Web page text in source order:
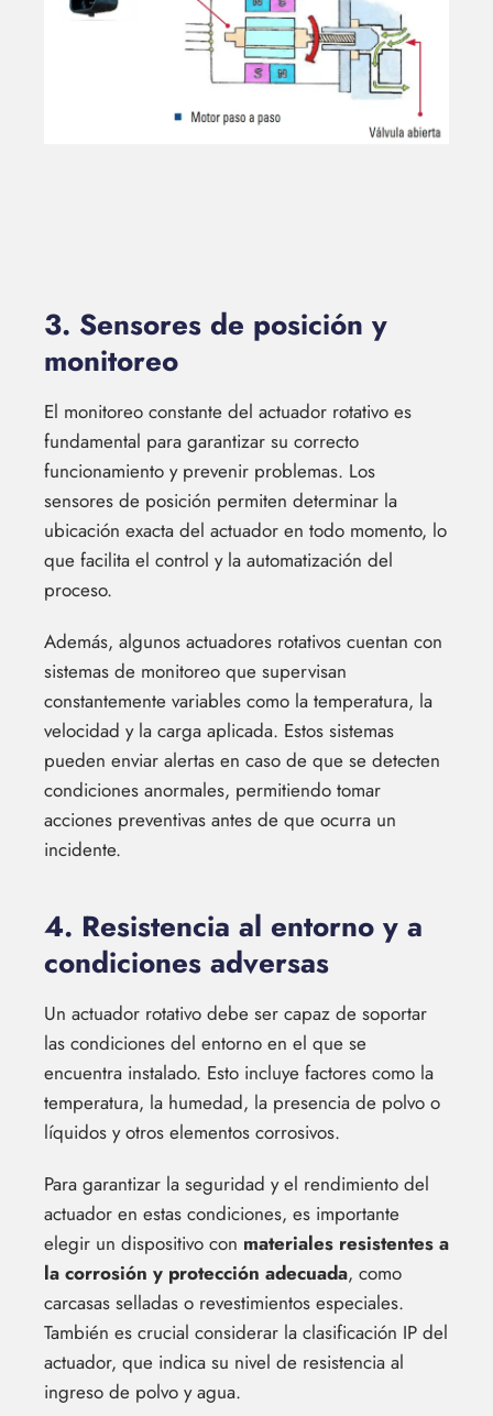
3. Sensores de posición y
monitoreo
El monitoreo constante del actuador rotativo es
fundamental para garantizar su correcto
funcionamiento y prevenir problemas. Los
sensores de posición permiten determinar la
ubicación exacta del actuador en todo momento, lo
que facilita el control y la automatización del
proceso.
Además, algunos actuadores rotativos cuentan con
sistemas de monitoreo que supervisan
constantemente variables como la temperatura, la
velocidad y la carga aplicada. Estos sistemas
pueden enviar alertas en caso de que se detecten
condiciones anormales, permitiendo tomar
acciones preventivas antes de que ocurra un
incidente.
4. Resistencia al entorno y a
condiciones adversas
Un actuador rotativo debe ser capaz de soportar
las condiciones del entorno en el que se
encuentra instalado. Esto incluye factores como la
temperatura, la humedad, la presencia de polvo o
líquidos y otros elementos corrosivos.
Para garantizar la seguridad y el rendimiento del
actuador en estas condiciones, es importante
elegir un dispositivo con materiales resistentes a
la corrosión y protección adecuada, como
carcasas selladas o revestimientos especiales.
También es crucial considerar la clasificación IP del
actuador, que indica su nivel de resistencia al
ingreso de polvo y agua.